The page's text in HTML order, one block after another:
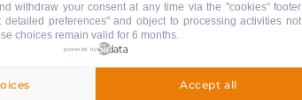
withdraw your consent at any time via the "cookies" footer
detailed preferences" and object to processing activities not
choices remain valid for 6 months.
powered by
Accept all